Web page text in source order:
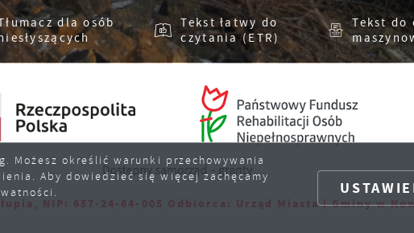
24-64-005 Odbiorca: Urząd Miasta i Gminy w Nowej Słupi,
dla osób
Tekst łatwy do
czytania (ETR)
Tekst do
Powered
Możesz określić warunki przechowywania
Aby dowiedzieć się więcej zachęcamy